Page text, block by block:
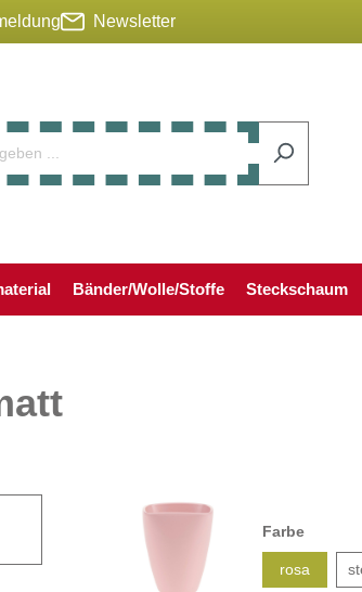
Newsletter
Bänder/Wolle/Stoffe Steckschaum
Farbe
rosa